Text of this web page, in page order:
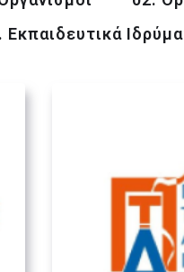
Εκπαιδευτικά